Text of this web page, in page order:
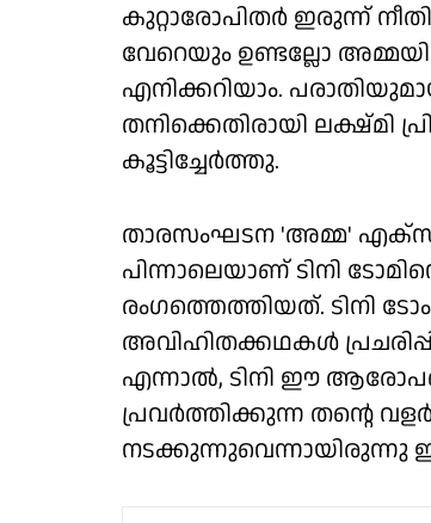
കുറ്റാരോപിതർ ഇരുന്ന്
വേറെയും ഉണ്ടല്ലോ
എനിക്കറിയാം.
തനിക്കെതിരായി ലക്ഷ്മി
കൂട്ടിച്ചേർത്തു.
താരസംഘടന 'അമ്മ'
പിന്നാലെയാണ് ടിനി
രംഗത്തെത്തിയത്. ടിനി
അവിഹിതക്കഥകൾ
എന്നാൽ, ടിനി ഈ
പ്രവർത്തിക്കുന്ന തന്റെ
നടക്കുന്നുവെന്നായിരുന്നു